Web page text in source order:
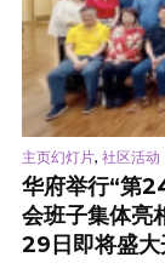
主页幻灯片, 社区活动
华府举行“第
会班子集体
29日即将盛大